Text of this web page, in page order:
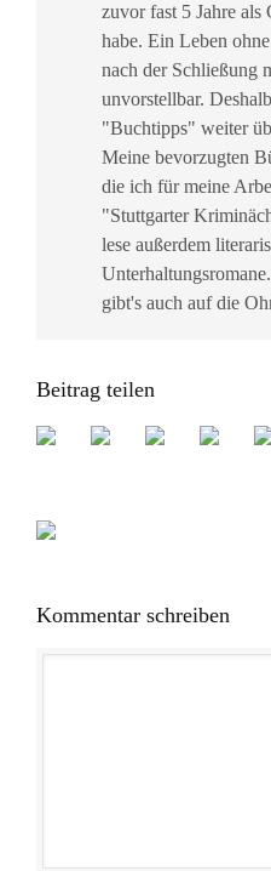
zuvor fast 5 Jahre als
habe. Ein Leben
nach der Schließung
unvorstellbar.
"Buchtipps" weiter
Meine bevorzugten
die ich für meine
"Stuttgarter
lese außerdem
gibt's auch auf die
Beitrag teilen
Kommentar schreiben